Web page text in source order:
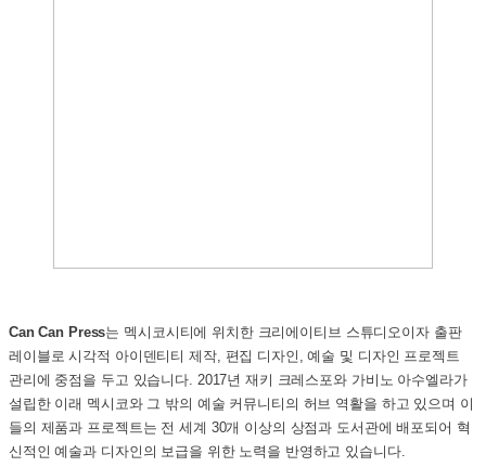
Can Can Press는 멕시코시티에 위치한 크리에이티브 스튜디오이자 출판
레이블로 시각적 아이덴티티 제작, 편집 디자인, 예술 및 디자인 프로젝트
관리에 중점을 두고 있습니다. 2017년 재키 크레스포와 가비노 아수엘라가
설립한 이래 멕시코와 그 밖의 예술 커뮤니티의 허브 역활을 하고 있으며 이
들의 제품과 프로젝트는 전 세계 30개 이상의 상점과 도서관에 배포되어 혁
신적인 예술과 디자인의 보급을 위한 노력을 반영하고 있습니다.